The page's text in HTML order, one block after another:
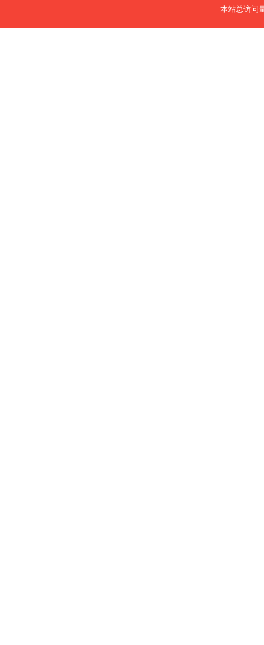
本站总访问